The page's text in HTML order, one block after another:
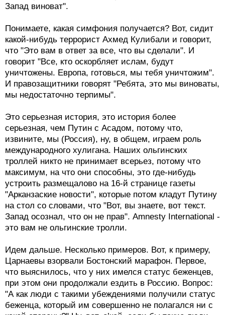
Запад виноват".
Понимаете, какая симфония получается? Вот, сидит
какой-нибудь террорист Ахмед Кулибали и говорит,
что "Это вам в ответ за все, что вы сделали". И
говорит "Все, кто оскорбляет ислам, будут
уничтожены. Европа, готовься, мы тебя уничтожим".
И правозащитники говорят "Ребята, это мы виноваты,
мы недостаточно терпимы".
Это серьезная история, это история более
серьезная, чем Путин с Асадом, потому что,
извините, мы (Россия), ну, в общем, играем роль
международного хулигана. Наших ольгинских
троллей никто не принимает всерьез, потому что
максимум, на что они способны, это где-нибудь
устроить размещалово на 16-й странице газеты
"Арканзаские новости", которые потом кладут Путину
на стол со словами, что "Вот, вы знаете, вот текст.
Запад осознал, что он не прав". Amnesty International -
это вам не ольгинские тролли.
Идем дальше. Несколько примеров. Вот, к примеру,
Царнаевы взорвали Бостонский марафон. Первое,
что выяснилось, что у них имелся статус беженцев,
при этом они продолжали ездить в Россию. Вопрос:
"А как люди с такими убеждениями получили статус
беженца, который им совершенно не полагался ни с